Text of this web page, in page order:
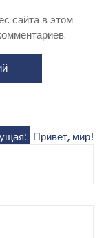
сайта в этом
Привет, мир!